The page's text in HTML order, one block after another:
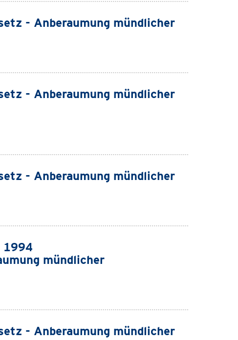
- Anberaumung mündlicher
- Anberaumung mündlicher
- Anberaumung mündlicher
1994
mündlicher
- Anberaumung mündlicher